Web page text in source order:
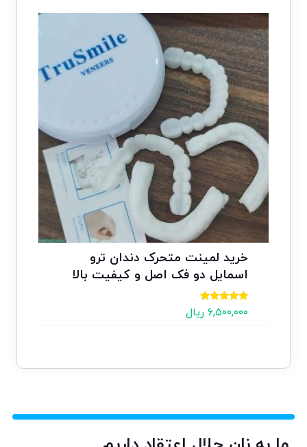
خرید لمینت متحرک دندان ترو
اسمایل دو فک اصل و کیفیت بالا
نمره
4.82
۶,۵۰۰,۰۰۰ ریال